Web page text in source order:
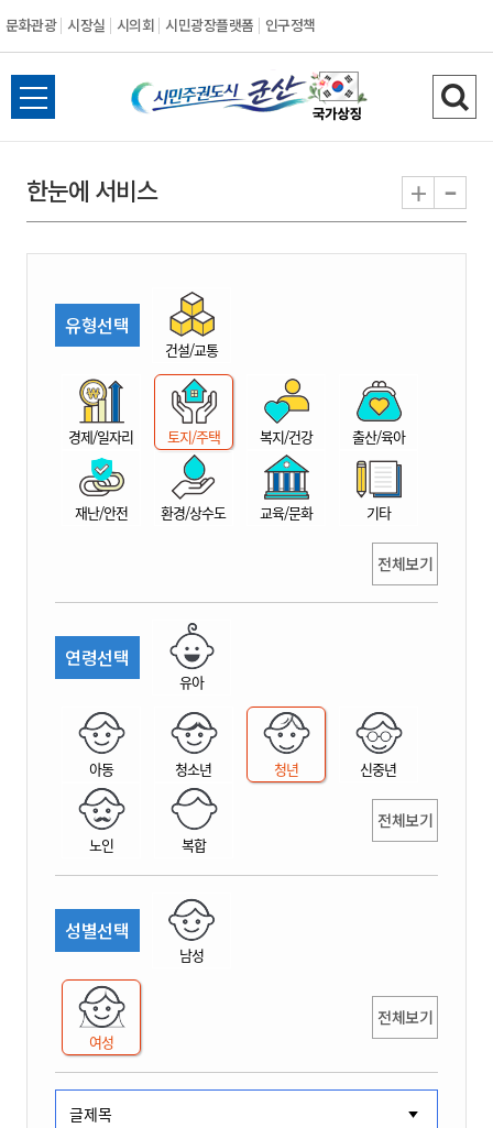
문화관광 시장실 시의회 시민광장플랫폼 인구정책
시
민
권
시
산
전
체
뉴
열
검
색
기
한눈에 서비스 + -
유형선택
건설/교통
경제/일자리 토지/주택 복지/건강 출산/육아
재난/안전 환경/상수도 교육/문화 기타
전체보기
연령선택
유아
아동 청소년 청년 신중년
노인 복합
전체보기
성별선택
남성
여성
전체보기